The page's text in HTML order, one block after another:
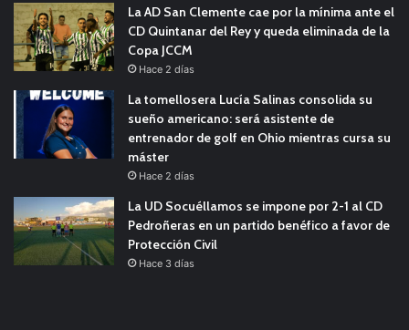
La AD San Clemente cae por la mínima ante el
CD Quintanar del Rey y queda eliminada de la
Copa JCCM
Hace 2 días
La tomellosera Lucía Salinas consolida su
sueño americano: será asistente de
entrenador de golf en Ohio mientras cursa su
máster
Hace 2 días
La UD Socuéllamos se impone por 2-1 al CD
Pedroñeras en un partido benéfico a favor de
Protección Civil
Hace 3 días